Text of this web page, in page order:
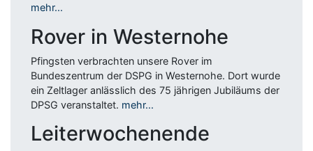
mehr...
Rover in Westernohe
Pfingsten verbrachten unsere Rover im
Bundeszentrum der DSPG in Westernohe. Dort wurde
ein Zeltlager anlässlich des 75 jährigen Jubiläums der
DPSG veranstaltet. mehr...
Leiterwochenende